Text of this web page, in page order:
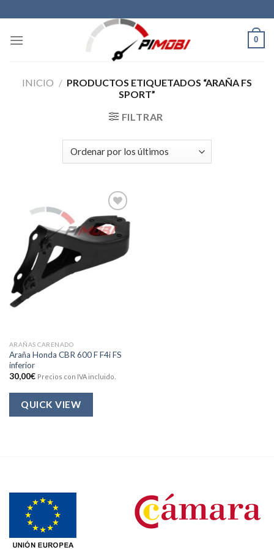
to
content
0
INICIO / PRODUCTOS ETIQUETADOS “ARAÑA FS
SPORT”
FILTRAR
Añadir
lista de
deseos
ARAÑAS CARENADO
Araña Honda CBR 600 F F4i FS
inferior
30,00€ Precios con IVA incluido.
QUICK VIEW